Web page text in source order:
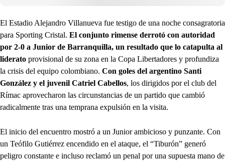
El Estadio Alejandro Villanueva fue testigo de una noche consagratoria
para Sporting Cristal. El conjunto rimense derrotó con autoridad
por 2-0 a Junior de Barranquilla, un resultado que lo catapulta al
liderato provisional de su zona en la Copa Libertadores y profundiza
la crisis del equipo colombiano. Con goles del argentino Santi
González y el juvenil Catriel Cabellos, los dirigidos por el club del
Rímac aprovecharon las circunstancias de un partido que cambió
radicalmente tras una temprana expulsión en la visita.
El inicio del encuentro mostró a un Junior ambicioso y punzante. Con
un Teófilo Gutiérrez encendido en el ataque, el “Tiburón” generó
peligro constante e incluso reclamó un penal por una supuesta mano de